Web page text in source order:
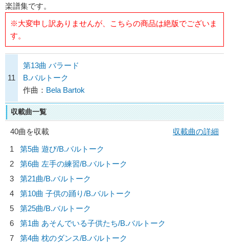
楽譜集です。
※大変申し訳ありませんが、こちらの商品は絶版でございま
す。
11
第13曲 バラード
B.バルトーク
作曲： Bela Bartok
収載曲一覧
40曲を収載
収載曲の詳細
1
第5曲 遊び/B.バルトーク
2
第6曲 左手の練習/B.バルトーク
3
第21曲/B.バルトーク
4
第10曲 子供の踊り/B.バルトーク
5
第25曲/B.バルトーク
6
第1曲 あそんでいる子供たち/B.バルトーク
7
第4曲 枕のダンス/B.バルトーク